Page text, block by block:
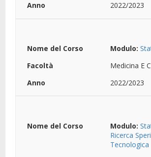
2022/2023
Modulo:
Medicina E
2022/2023
Modulo:
Ricerca
Tecnologica